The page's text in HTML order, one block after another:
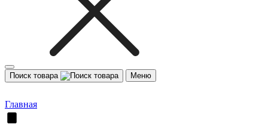
Поиск товара Меню
Главная